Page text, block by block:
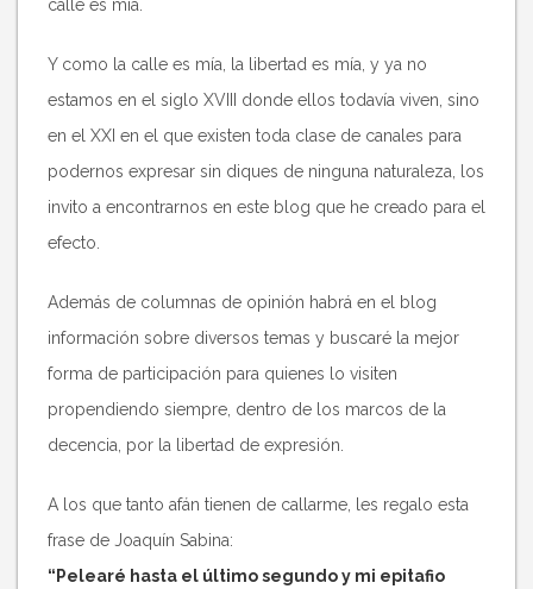
calle es mía.
Y como la calle es mía, la libertad es mía, y ya no
estamos en el siglo XVIII donde ellos todavía viven, sino
en el XXI en el que existen toda clase de canales para
podernos expresar sin diques de ninguna naturaleza, los
invito a encontrarnos en este blog que he creado para el
efecto.
Además de columnas de opinión habrá en el blog
información sobre diversos temas y buscaré la mejor
forma de participación para quienes lo visiten
propendiendo siempre, dentro de los marcos de la
decencia, por la libertad de expresión.
A los que tanto afán tienen de callarme, les regalo esta
frase de Joaquín Sabina:
“Pelearé hasta el último segundo y mi epitafio